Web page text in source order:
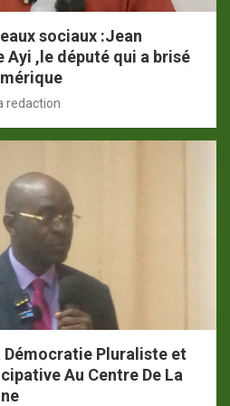
sociaux :Jean
Ayi ,le député qui a brisé
redaction
Démocratie Pluraliste et
Au Centre De La